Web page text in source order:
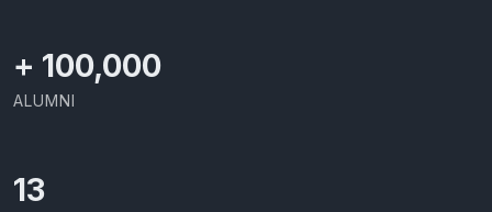
+ 100,000
ALUMNI
13